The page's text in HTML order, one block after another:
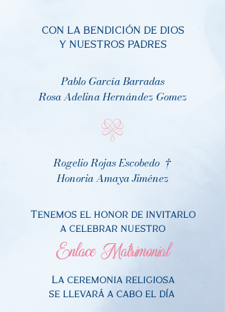
CON LA BENDICIÓN DE DIOS
Y NUESTROS PADRES
Pablo García Barradas
RosaAdelina Hernández Gomez
Rogelio Rojas Escobedo †
Honoria Amaya Jiménez
Tenemos el honor de invitarlo
a celebrar nuestro
Enlace Matrimonial
La ceremonia religiosa
se llevará a cabo el día